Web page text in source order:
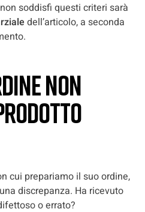
soddisfi questi criteri sarà
dell’articolo, a seconda
NON
cui prepariamo il suo ordine,
discrepanza. Ha ricevuto
o errato?